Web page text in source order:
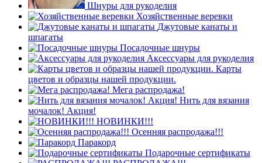
Шнуры для рукоделия
Хозяйственные веревки
Джутовые канаты и
шпагаты
Посадочные шнуры
Аксессуары для рукоделия
Карты
цветов и образцы нашей продукции.
Мега распродажа!
Нить для вязания
мочалок! Акция!
НОВИНКИ!!!
Осенняя распродажа!!!
Паракорд
Подарочные сертификаты